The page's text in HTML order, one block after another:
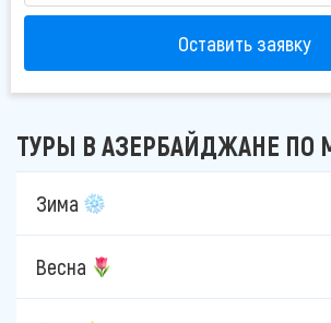
Оставить заявку
ТУРЫ В АЗЕРБАЙДЖАНЕ ПО
Зима
Весна